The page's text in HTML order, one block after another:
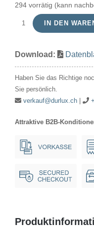
294 vorrätig (kann
Signallampe
12V
14x30mm
Ba15d
IN DEN
Download:
Haben Sie das Richtige
Sie persönlich.
verkauf@durlux.ch|
Attraktive B2B-